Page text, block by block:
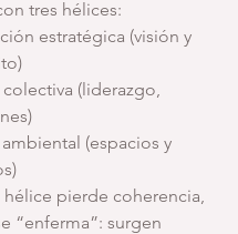
tres hélices:
estratégica (visión y
(liderazgo,
(espacios y
pierde coherencia,
“enferma”: surgen